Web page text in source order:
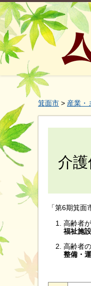
箕面市 > 産業・
介
「第6期箕
高齢者
福祉施
高齢者
整備・